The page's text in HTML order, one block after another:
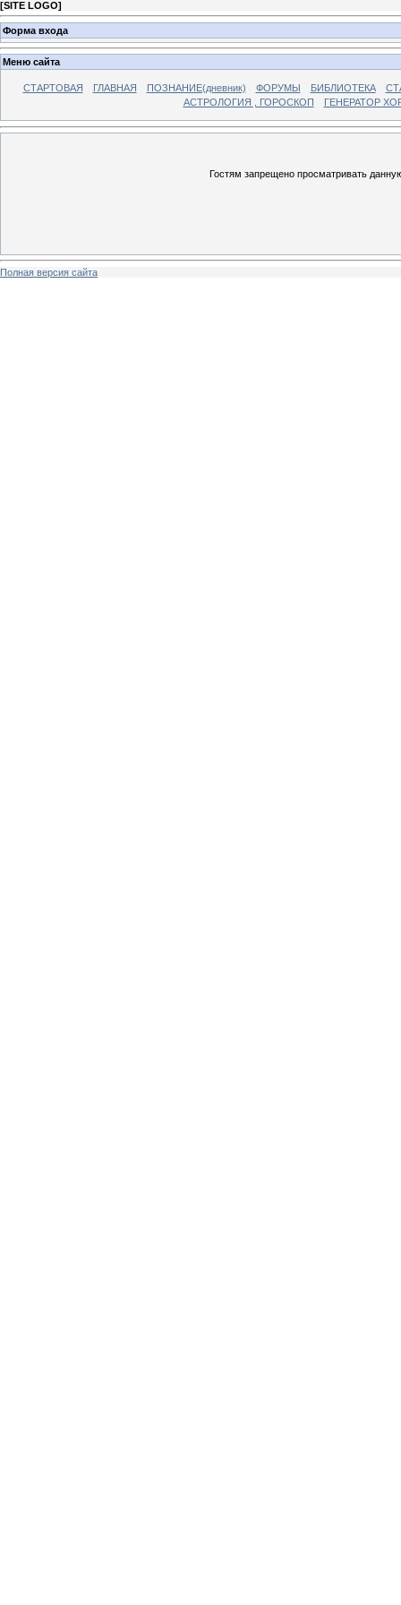
[SITE LOGO]
Форма входа
Меню сайта
СТАРТОВАЯ ГЛАВНАЯ ПОЗНАНИЕ(дневник) ФОРУМЫ БИБЛИОТЕКА
АСТРОЛОГИЯ , ГОРОСКОП
ГЕНЕРАТОР
Гостям запрещено просматривать
Полная версия сайта